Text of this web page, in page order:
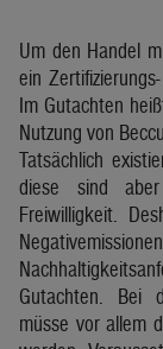
Um den Handel
ein
Im Gutachten
Nutzung von
Tatsächlich
diese sind
Freiwilligkeit.
Gutachten. Bei
müsse vor allem